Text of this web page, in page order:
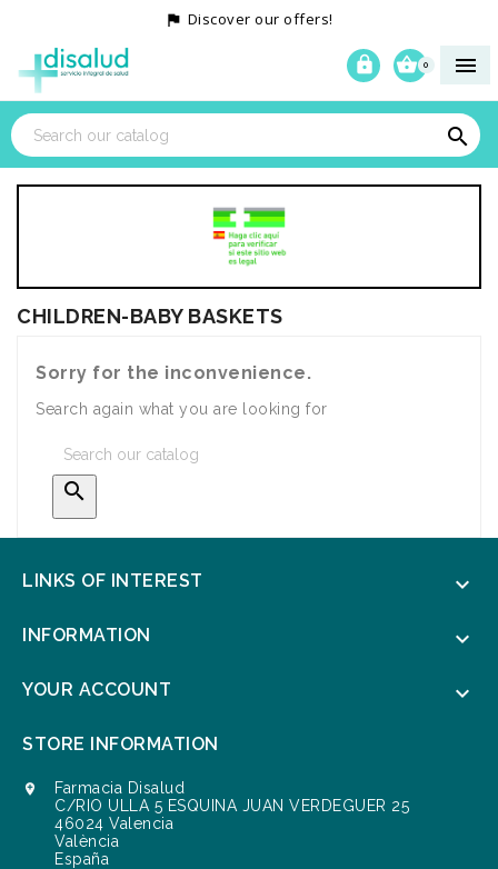
 Discover our offers!

0



CHILDREN-BABY BASKETS
Sorry for the inconvenience.
Search again what you are looking for

LINKS OF INTEREST 
INFORMATION 
YOUR ACCOUNT 
STORE INFORMATION

Farmacia Disalud
C/RIO ULLA 5 ESQUINA JUAN VERDEGUER 25
46024 Valencia
València
España